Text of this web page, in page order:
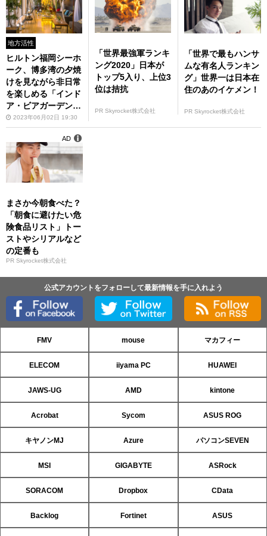
地方活性
ヒルトン福岡シーホ
ーク、博多湾の夕焼
けを見ながら非日常
を楽しめる「インド
ア・ビアガーデン」
を6月23日より開催
2023年06月02日 19:30
「世界最強軍ランキ
ング2020」日本が
トップ5入り、上位3
位は拮抗
PR Skyrocket株式会社
「世界で最もハンサ
ムな有名人ランキン
グ」世界一は日本在
住のあのイケメン！
PR Skyrocket株式会社
まさか今朝食べた？
「朝食に避けたい危
険食品リスト」トー
ストやシリアルなど
の定番も
PR Skyrocket株式会社
AD
公式アカウントをフォローして最新情報を手に入れよう
FMV mouse マカフィー
ELECOM iiyama PC HUAWEI
JAWS-UG AMD kintone
Acrobat Sycom ASUS ROG
キヤノンMJ Azure パソコンSEVEN
MSI GIGABYTE ASRock
SORACOM Dropbox CData
Backlog Fortinet ASUS